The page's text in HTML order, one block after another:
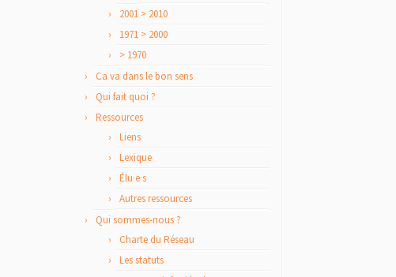
2001 > 2010
1971 > 2000
> 1970
Ca va dans le bon sens
Qui fait quoi ?
Ressources
Liens
Lexique
Élu·e·s
Autres ressources
Qui sommes-nous ?
Charte du Réseau
Les statuts